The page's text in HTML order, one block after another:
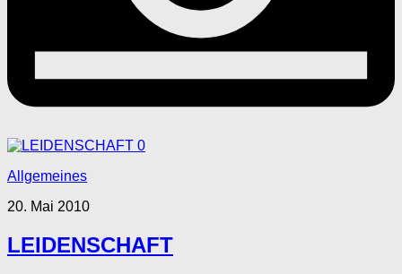
0
Allgemeines
20. Mai 2010
LEIDENSCHAFT